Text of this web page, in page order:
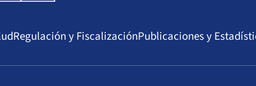
Regulación y FiscalizaciónPublicaciones y